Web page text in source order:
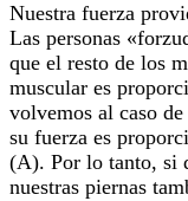
Nuestra fuerza
Las personas
que el resto de los
muscular es
volvemos al caso
su fuerza es
(A). Por lo tanto, si
nuestras piernas